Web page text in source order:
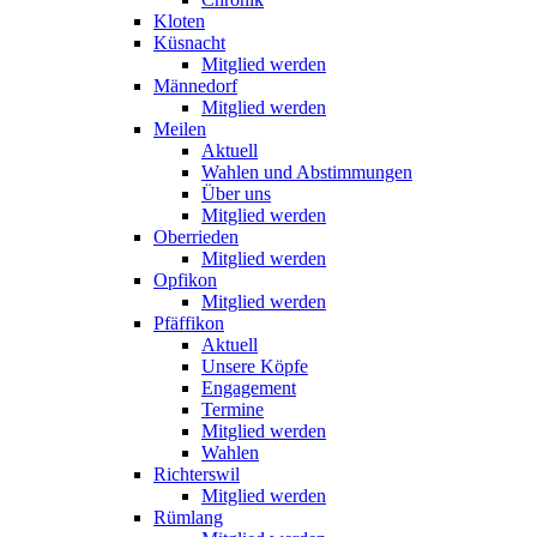
Kloten
Küsnacht
Mitglied werden
Männedorf
Mitglied werden
Meilen
Aktuell
Wahlen und Abstimmungen
Über uns
Mitglied werden
Oberrieden
Mitglied werden
Opfikon
Mitglied werden
Pfäffikon
Aktuell
Unsere Köpfe
Engagement
Termine
Mitglied werden
Wahlen
Richterswil
Mitglied werden
Rümlang